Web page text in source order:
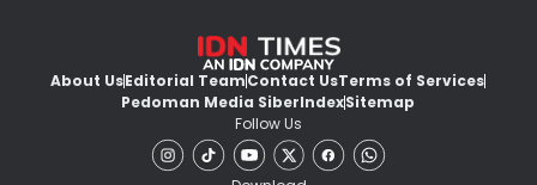
About UsEditorial TeamContact UsTerms of Services
Pedoman Media SiberIndexSitemap
Follow Us